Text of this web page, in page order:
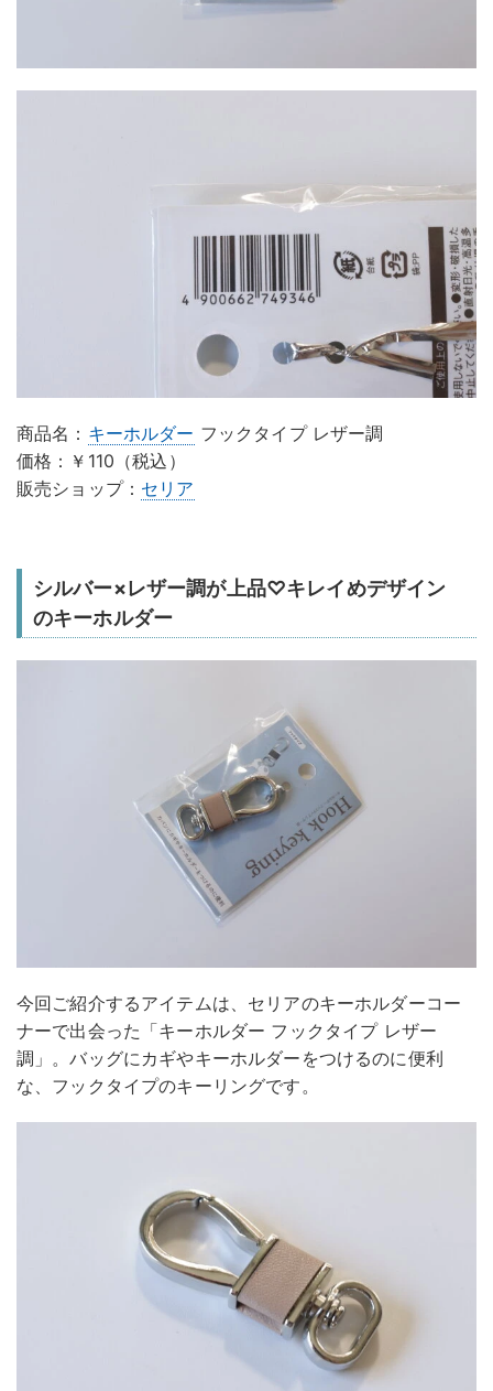
商品名： キーホルダー フックタイプ レザー調
価格：￥110（税込）
販売ショップ： セリア
シルバー×レザー調が上品♡キレイめデザイン
のキーホルダー
今回ご紹介するアイテムは、セリアのキーホルダーコー
ナーで出会った「キーホルダー フックタイプ レザー
調」。バッグにカギやキーホルダーをつけるのに便利
な、フックタイプのキーリングです。